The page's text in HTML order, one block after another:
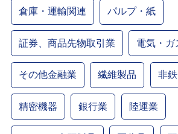
倉庫・運輸関連 パルプ・紙
証券、商品先物取引業 電気・ガ
その他金融業 繊維製品 非
精密機器 銀行業 陸運業